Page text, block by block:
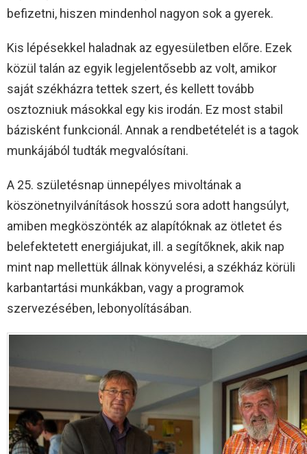
befizetni, hiszen mindenhol nagyon sok a gyerek.
Kis lépésekkel haladnak az egyesületben előre. Ezek
közül talán az egyik legjelentősebb az volt, amikor
saját székházra tettek szert, és kellett tovább
osztozniuk másokkal egy kis irodán. Ez most stabil
bázisként funkcionál. Annak a rendbetételét is a tagok
munkájából tudták megvalósítani.
A 25. születésnap ünnepélyes mivoltának a
köszönetnyilvánítások hosszú sora adott hangsúlyt,
amiben megköszönték az alapítóknak az ötletet és
belefektetett energiájukat, ill. a segítőknek, akik nap
mint nap mellettük állnak könyvelési, a székház körüli
karbantartási munkákban, vagy a programok
szervezésében, lebonyolításában.